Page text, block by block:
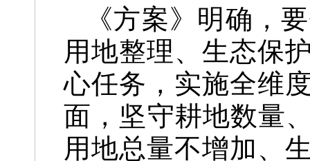
《方案》明确，
用地整理、生态保
心任务，实施全维
面，坚守耕地数量
用地总量不增加、